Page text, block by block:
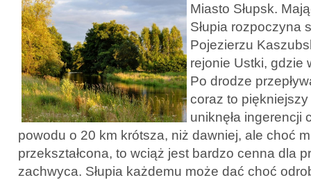
Miasto Słupsk.
Słupia rozpoczyna
Pojezierzu
rejonie Ustki, gdzie
Po drodze
coraz to
uniknęła ingerencji
powodu o 20 km krótsza, niż dawniej, ale choć
przekształcona, to wciąż jest bardzo cenna dla
zachwyca. Słupia każdemu może dać choć